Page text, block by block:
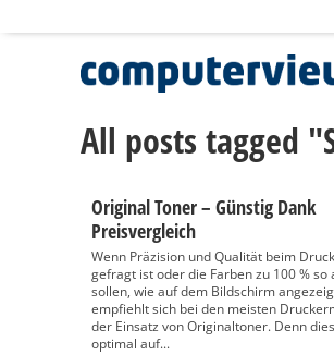
All posts tagged
Original Toner – Günstig Dank
Preisvergleich
Wenn Präzision und Qualität beim
gefragt ist oder die Farben zu 100 % so
sollen, wie auf dem Bildschirm
empfiehlt sich bei den meisten
der Einsatz von Originaltoner. Denn
optimal auf...